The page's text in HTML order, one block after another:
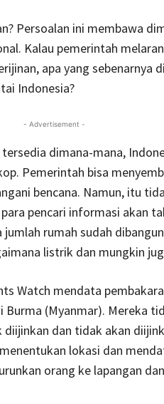
Persoalan ini membawa
Kalau pemerintah
apa yang sebenarnya
Indonesia?
- Advertisement -
dimana-mana,
Pemerintah bisa
bencana. Namun, itu
pencari informasi akan
rumah sudah
listrik dan mungkin
Watch mendata
Burma (Myanmar). Mereka
dan tidak akan
lokasi dan
orang ke lapangan